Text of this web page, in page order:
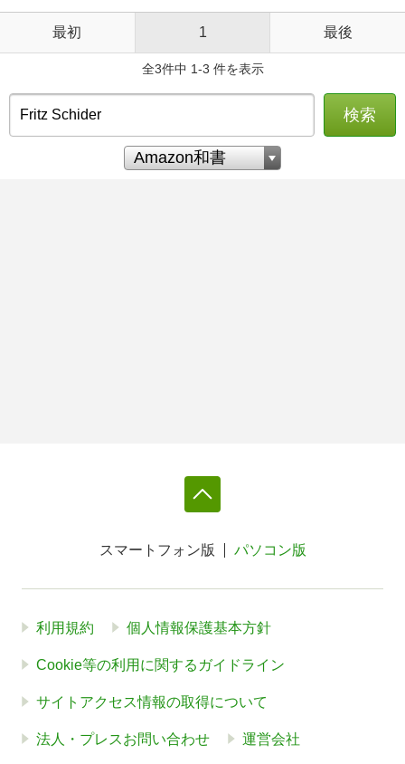
最初 1 最後
全3件中 1-3 件を表示
検索
スマートフォン版 パソコン版
利用規約 個人情報保護基本方針
Cookie等の利用に関するガイドライン
サイトアクセス情報の取得について
法人・プレスお問い合わせ 運営会社